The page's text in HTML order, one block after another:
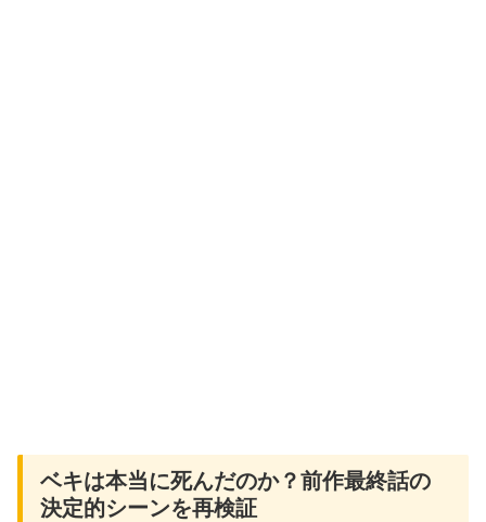
ベキは本当に死んだのか？前作最終話の
決定的シーンを再検証